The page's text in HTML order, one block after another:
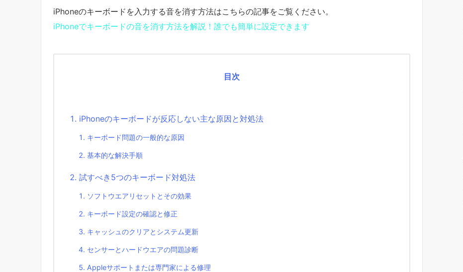
iPhoneのキーボードを入力する音を消す方法はこちらの記事をご覧ください。
iPhoneでキーボードの音を消す方法を解説！誰でも簡単に設定できます
目次
iPhoneのキーボードが反応しない主な原因と対処法
キーボード問題の一般的な原因
基本的な解決手順
試すべき5つのキーボード対処法
ソフトウエアリセットとその効果
キーボード設定の確認と修正
キャッシュのクリアとシステム更新
センサーとハードウエアの問題診断
Appleサポートまたは専門家による修理